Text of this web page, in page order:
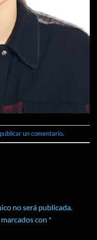
publicar un comentario.
no será publicada.
con *